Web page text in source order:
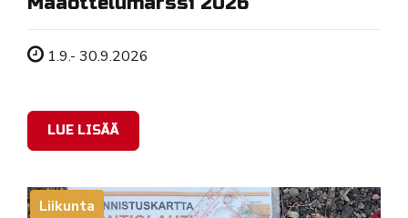
Tapahtuman ajankohta
1.9.- 30.9.2026
LUE LISÄÄ
Liikunta